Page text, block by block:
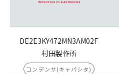
DE2E3KY472MN3AM02F
村田製作所
コンデンサ(キャパシタ)